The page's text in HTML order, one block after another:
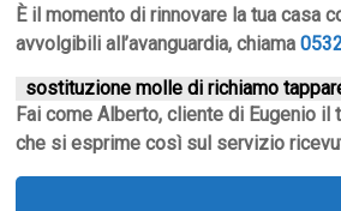
È il momento di rinnovare la tua casa
avvolgibili all’avanguardia, chiama
sostituzione molle di richiamo
Fai come Alberto, cliente di Eugenio il
che si esprime così sul servizio